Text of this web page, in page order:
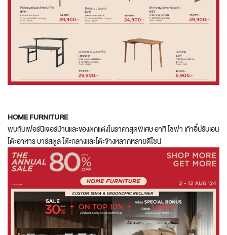
HOME FURNITURE
พบกับเฟอร์นิเจอร์บ้านและของตกแต่งในราคาสุดพิเศษ อาทิ โซฟา เก้าอี้ปรับเอน
โต๊ะอาหาร บาร์สตูล โต๊ะกลางและโต๊ะข้างหลากหลายดีไซน์